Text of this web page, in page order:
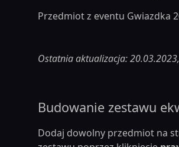
Przedmiot z eventu Gwiazdka
Ostatnia aktualizacja:
Budowanie zestawu
Dodaj dowolny przedmiot na